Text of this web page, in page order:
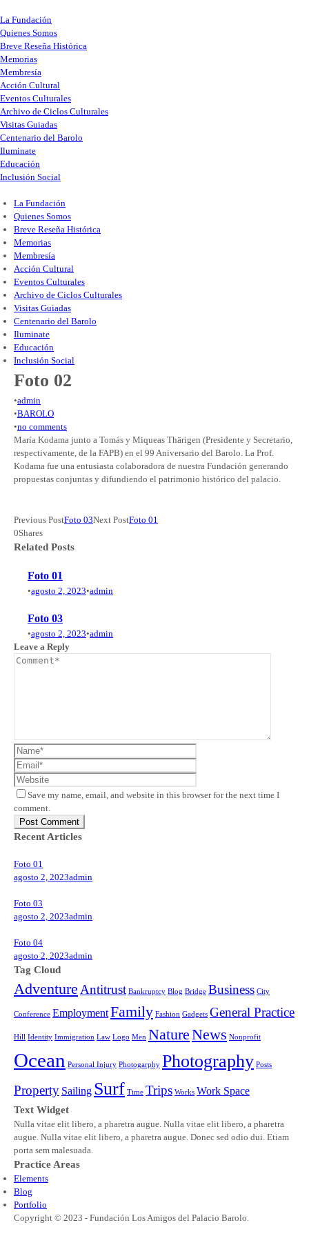
La Fundación
Quienes Somos
Breve Reseña Histórica
Memorias
Membresía
Acción Cultural
Eventos Culturales
Archivo de Ciclos Culturales
Visitas Guiadas
Centenario del Barolo
Iluminate
Educación
Inclusión Social
La Fundación
Quienes Somos
Breve Reseña Histórica
Memorias
Membresía
Acción Cultural
Eventos Culturales
Archivo de Ciclos Culturales
Visitas Guiadas
Centenario del Barolo
Iluminate
Educación
Inclusión Social
Foto 02
•admin
•BAROLO
•no comments
María Kodama junto a Tomás y Miqueas Thärigen (Presidente y Secretario,
respectivamente, de la FAPB) en el 99 Aniversario del Barolo. La Prof.
Kodama fue una entusiasta colaboradora de nuestra Fundación generando
propuestas conjuntas y difundiendo el patrimonio histórico del palacio.
Previous PostFoto 03Next PostFoto 01
0Shares
Related Posts
Foto 01
•agosto 2, 2023•admin
Foto 03
•agosto 2, 2023•admin
Leave a Reply
Save my name, email, and website in this browser for the next time I
comment.
Recent Articles
Foto 01
agosto 2, 2023admin
Foto 03
agosto 2, 2023admin
Foto 04
agosto 2, 2023admin
Tag Cloud
Adventure Antitrust Bankruptcy Blog Bridge Business City
Conference EmploymentFamily Fashion Gadgets General Practice
Hill Identity Immigration Law Logo Men NatureNews Nonprofit
Ocean Personal Injury Photogarphy Photography Posts
Property Sailing Surf Time Trips Works Work Space
Text Widget
Nulla vitae elit libero, a pharetra augue. Nulla vitae elit libero, a pharetra
augue. Nulla vitae elit libero, a pharetra augue. Donec sed odio dui. Etiam
porta sem malesuada.
Practice Areas
Elements
Blog
Portfolio
Copyright © 2023 - Fundación Los Amigos del Palacio Barolo.